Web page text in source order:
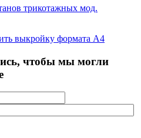
трикотажных мод.
выкройку формата А4
чтобы мы могли